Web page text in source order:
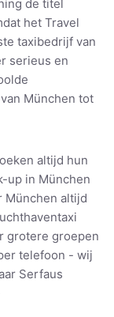
de titel
het Travel
taxibedrijf van
serieus en
München tot
altijd hun
up in München
München altijd
grotere groepen
telefoon - wij
Serfaus